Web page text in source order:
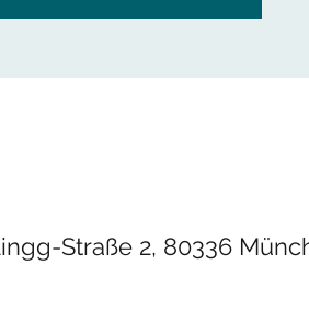
Straße 2, 80336